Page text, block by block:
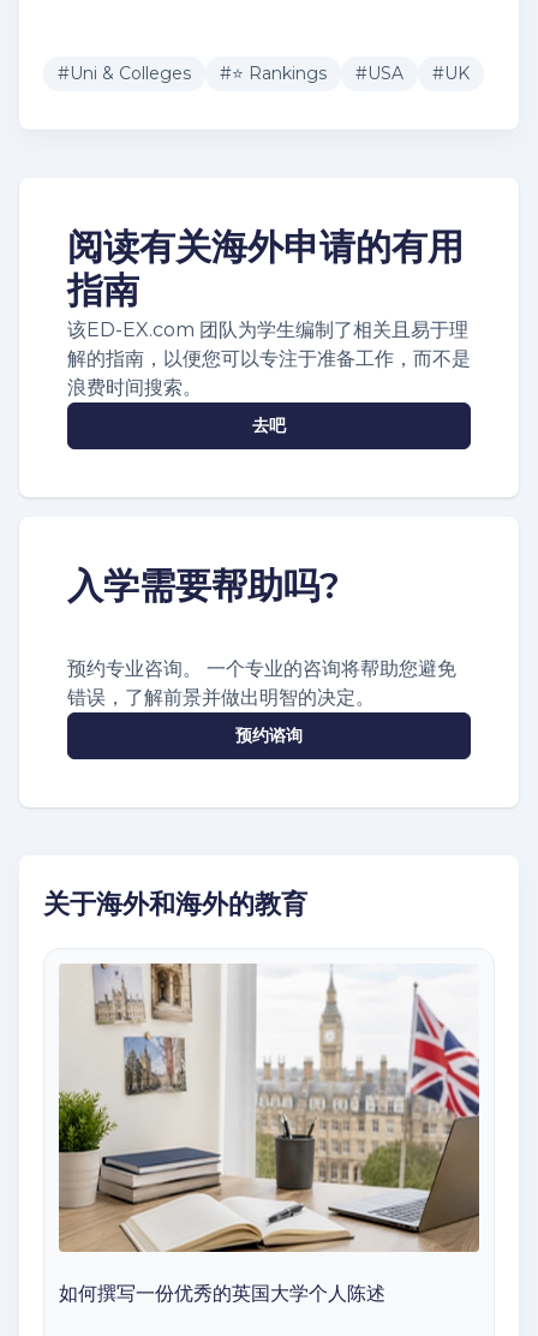
#Uni & Colleges #⭐ Rankings #USA #UK
阅读有关海外申请的有用
指南
该ED-EX.com 团队为学生编制了相关且易于理
解的指南，以便您可以专注于准备工作，而不是
浪费时间搜索。
去吧
入学需要帮助吗?
预约专业咨询。 一个专业的咨询将帮助您避免
错误，了解前景并做出明智的决定。
预约谘询
关于海外和海外的教育
如何撰写一份优秀的英国大学个人陈述